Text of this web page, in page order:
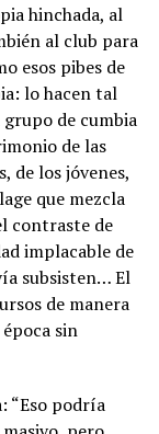
hinchada, al
al club para
esos pibes de
lo hacen tal
de cumbia
de las
de los jóvenes,
que mezcla
contraste de
implacable de
subsisten… El
de manera
sin
“Eso podría